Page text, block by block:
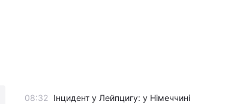
08:32
Інцидент у Лейпцигу: у Німеччині